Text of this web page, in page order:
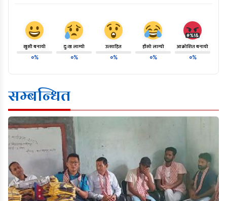
खुसी बनायो
०%
दु:ख लाग्यो
०%
उत्साहित
०%
हाँसो लाग्यो
०%
आक्रोशित बनायो
०%
सम्बन्धित